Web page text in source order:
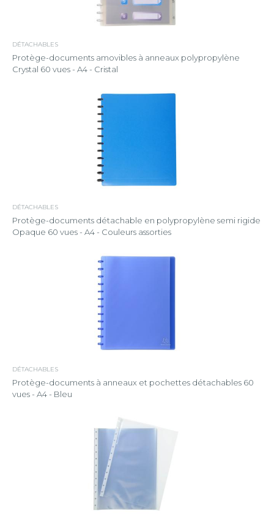
DÉTACHABLES
Protège-documents amovibles à anneaux polypropylène
Crystal 60 vues - A4 - Cristal
DÉTACHABLES
Protège-documents détachable en polypropylène semi rigide
Opaque 60 vues - A4 - Couleurs assorties
DÉTACHABLES
Protège-documents à anneaux et pochettes détachables 60
vues - A4 - Bleu